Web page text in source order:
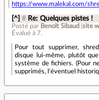
https://www.malekal.com/
[^] # Re: Quelques pistes !
Posté par Benoît Sibaud (site
Évalué à7.
Pour tout supprimer,
disque lui-même, plutôt
système de fichiers. (Pour
supprimés, l'éventuel